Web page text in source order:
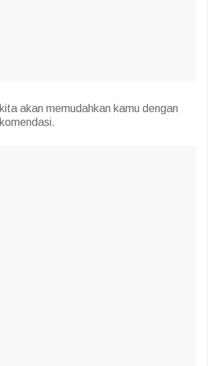
akan memudahkan kamu dengan